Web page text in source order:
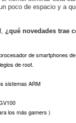
poco de espacio y a
¿qué novedades trae
de smartphones
de root.
sistemas ARM
los más gamers )